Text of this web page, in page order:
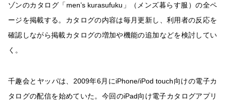
ゾンのカタログ「men’s kurasufuku」（メンズ暮らす服）の全ペ
ージを掲載する。カタログの内容は毎月更新し、利用者の反応を
確認しながら掲載カタログの増加や機能の追加などを検討してい
く。
千趣会とヤッパは、2009年6月にiPhone/iPod touch向けの電子カ
タログの配信を始めていた。今回のiPad向け電子カタログアプリ